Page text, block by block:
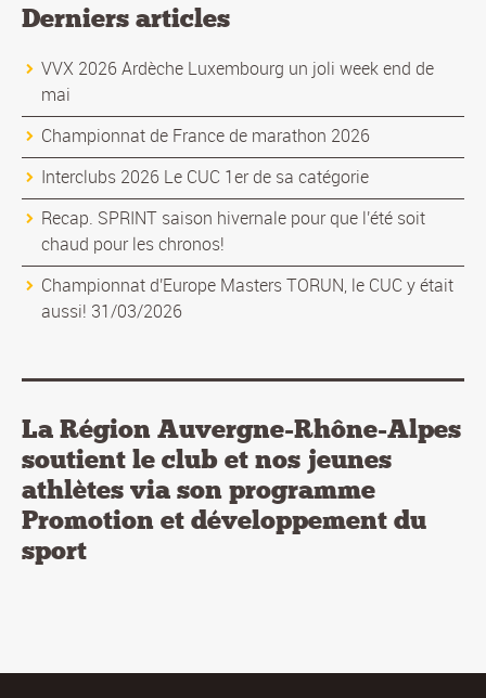
Derniers articles
VVX 2026 Ardèche Luxembourg un joli week end de
mai
Championnat de France de marathon 2026
Interclubs 2026 Le CUC 1er de sa catégorie
Recap. SPRINT saison hivernale pour que l'été soit
chaud pour les chronos!
Championnat d'Europe Masters TORUN, le CUC y était
aussi! 31/03/2026
La Région Auvergne-Rhône-Alpes
soutient le club et nos jeunes
athlètes via son programme
Promotion et développement du
sport